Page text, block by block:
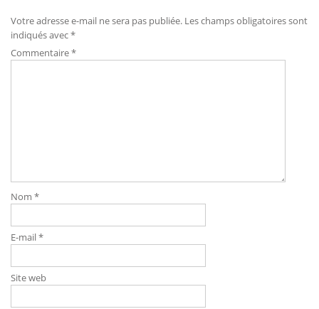
Votre adresse e-mail ne sera pas publiée. Les champs obligatoires sont
indiqués avec*
Commentaire*
Nom *
E-mail*
Site web